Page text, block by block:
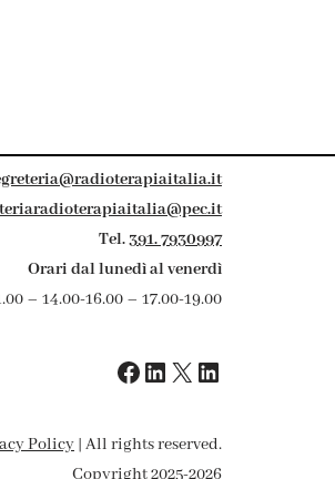
Tel.391. 7930997
Orari dal lunedì al venerdì
– 14.00-16.00 – 17.00-19.00
Policy | All rights reserved.
Copyright 2025-2026